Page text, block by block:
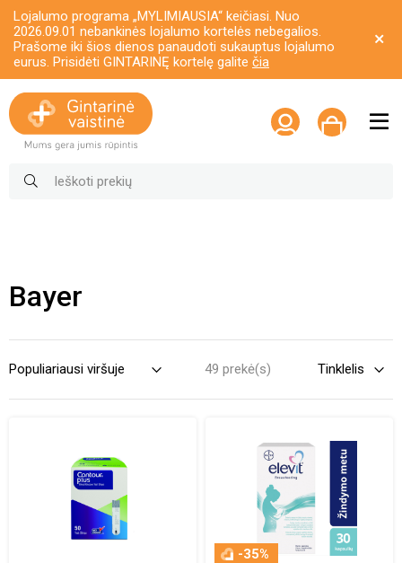
Lojalumo programa „MYLIMIAUSIA“ keičiasi. Nuo
2026.09.01 nebankinės lojalumo kortelės nebegalios.
Prašome iki šios dienos panaudoti sukauptus lojalumo
eurus. Prisidėti GINTARINĘ kortelę galite čia
Bayer
49 prekė(s)
-35%